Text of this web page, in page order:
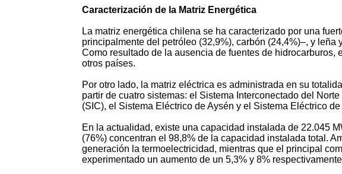
Caracterización de la Matriz Energética
La matriz energética chilena se ha caracterizado por una
principalmente del petróleo (32,9%), carbón (24,4%)–, y leña
Como resultado de la ausencia de fuentes de
otros países.
Por otro lado, la matriz eléctrica es administrada en su
partir de cuatro sistemas: el Sistema Interconectado del
(SIC), el Sistema Eléctrico de Aysén y el Sistema Eléctrico
En la actualidad, existe una capacidad instalada de 22.045
(76%) concentran el 98,8% de la capacidad instalada total.
generación la termoelectricidad, mientras que el principal
experimentado un aumento de un 5,3% y 8%